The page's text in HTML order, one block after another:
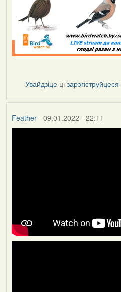
Увайдзіце цізарэгіструйцеся
Feather- 09.01.2022 - 22:11